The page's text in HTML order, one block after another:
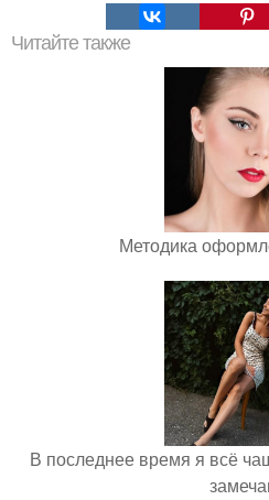
Читайте также
Методика
В последнее время я всё